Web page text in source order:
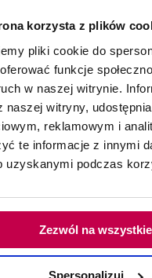
korzysta z plików
pliki cookie do
funkcje
w naszej witrynie.
naszej witryny,
reklamowym i
te informacje z innymi
uzyskanymi podczas
Zezwól na wszystkie
Spersonalizuj